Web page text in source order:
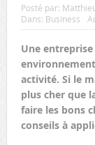
Posté par:
Dans: Business
Une
activité. Si le
plus cher que
faire les bons
conseils à